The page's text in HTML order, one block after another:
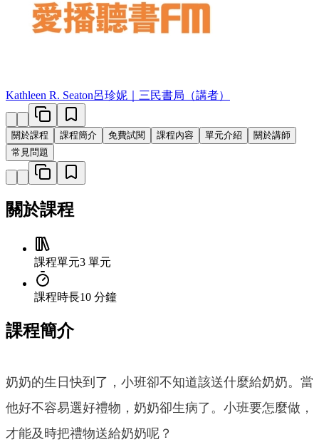
Kathleen R. Seaton呂珍妮｜三民書局（講者）
關於課程 課程簡介 免費試閱 課程內容 單元介紹
關於講師
常見問題
關於課程
課程單元3 單元
課程時長10 分鐘
課程簡介
奶奶的生日快到了，小班卻不知道該送什麼給奶奶。當
他好不容易選好禮物，奶奶卻生病了。小班要怎麼做，
才能及時把禮物送給奶奶呢？